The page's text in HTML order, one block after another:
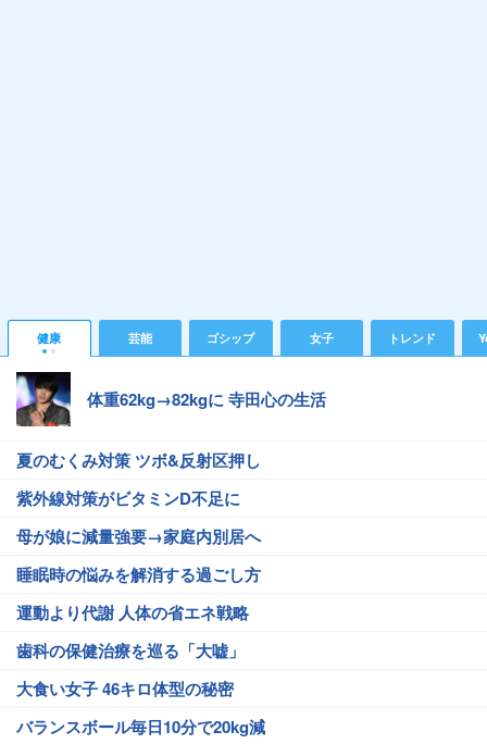
健康 芸能 ゴシップ 女子 トレンド
体重62kg→82kgに 寺田心の生活
夏のむくみ対策 ツボ&反射区押し
紫外線対策がビタミンD不足に
母が娘に減量強要→家庭内別居へ
睡眠時の悩みを解消する過ごし方
運動より代謝 人体の省エネ戦略
歯科の保健治療を巡る「大嘘」
大食い女子 46キロ体型の秘密
バランスボール毎日10分で20kg減